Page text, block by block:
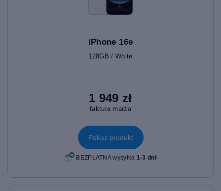
iPhone 16e
128GB / White
1 949 zł
faktura marża
Pokaż produkt
BEZPŁATNA wysyłka 1-3 dni